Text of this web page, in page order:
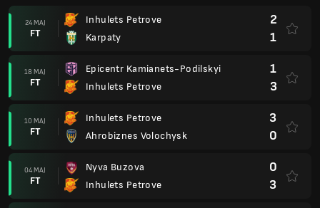
24 MAJ
FT
Inhulets Petrove
Karpaty
2
1
18 MAJ
FT
Epicentr Kamianets-Podilskyi
Inhulets Petrove
1
3
10 MAJ
FT
Inhulets Petrove
Ahrobiznes Volochysk
3
0
04 MAJ
FT
Nyva Buzova
Inhulets Petrove
0
3